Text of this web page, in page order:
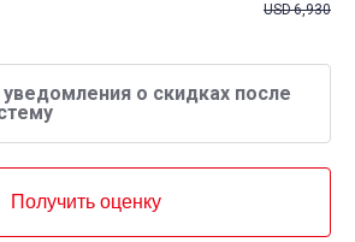
USD6,930
о скидках после
Получить оценку